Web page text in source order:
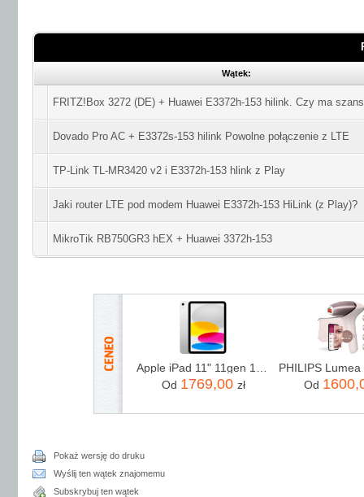
Wątek:
FRITZ!Box 3272 (DE) + Huawei E3372h-153 hilink. Czy ma
Dovado Pro AC + E3372s-153 hilink Powolne połączenie z LTE
TP-Link TL-MR3420 v2 i E3372h-153 hlink z Play
Jaki router LTE pod modem Huawei E3372h-153 HiLink (z Play)?
MikroTik RB750GR3 hEX + Huawei 3372h-153
Od 1769,00 zł Od
Pokaż wersję do druku
Wyślij ten wątek znajomemu
Subskrybuj ten wątek